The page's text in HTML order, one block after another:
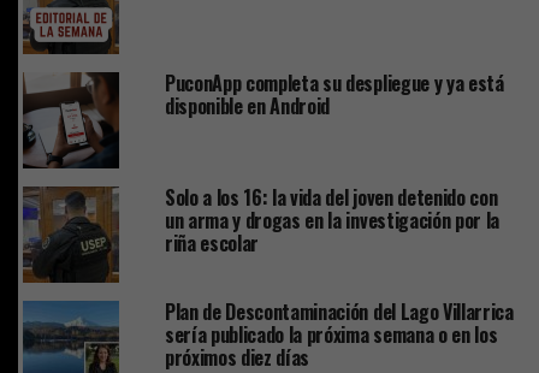
PuconApp completa su despliegue y ya está
disponible en Android
Solo a los 16: la vida del joven detenido con
un arma y drogas en la investigación por la
riña escolar
Plan de Descontaminación del Lago Villarrica
sería publicado la próxima semana o en los
próximos diez días